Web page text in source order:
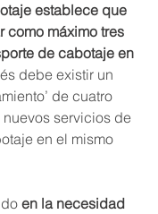
establece que
como máximo tres
de cabotaje en
debe existir un
de cuatro
servicios de
en el mismo
en la necesidad